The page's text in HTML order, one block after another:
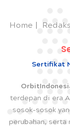
Home
Sertifikat
terdepan di era
sosok-sosok
perubahan, serta